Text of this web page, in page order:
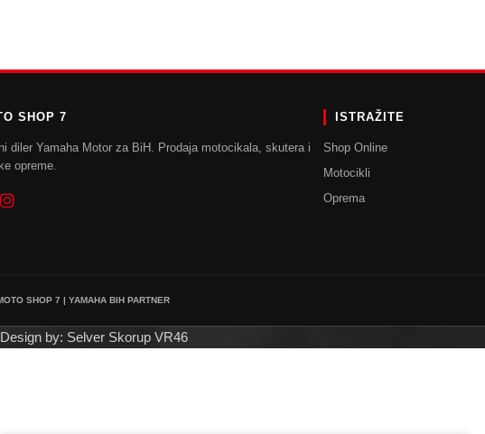
SHOP 7
diler Yamaha Motor za BiH. Prodaja motocikala, skutera i
opreme.
ISTRAŽITE
Shop Online
Motocikli
Oprema
SHOP 7 | YAMAHA BIH PARTNER
Design by: Selver Skorup VR46